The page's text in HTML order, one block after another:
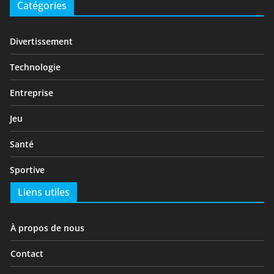
Catégories
Divertissement
Technologie
Entreprise
Jeu
Santé
Sportive
Liens utiles
À propos de nous
Contact